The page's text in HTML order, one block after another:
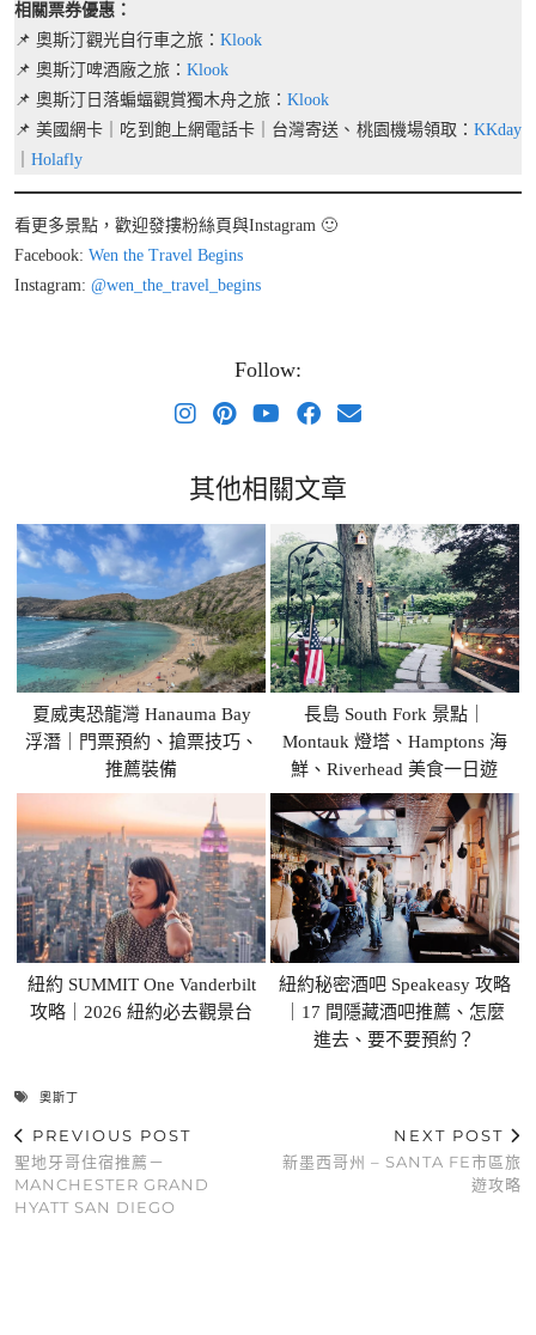
相關票券優惠：
📌 奧斯汀觀光自行車之旅： Klook
📌 奧斯汀啤酒廠之旅： Klook
📌 奧斯汀日落蝙蝠觀賞獨木舟之旅： Klook
📌 美國網卡｜吃到飽上網電話卡｜台灣寄送、桃園機場領取： KKday
Holafly
看更多景點，歡迎發摟粉絲頁與Instagram 🙂
Facebook: Wen the Travel Begins
Instagram: @wen_the_travel_begins
Follow:
其他相關文章
夏威夷恐龍灣 Hanauma Bay
浮潛｜門票預約、搶票技巧、
推薦裝備
長島 South Fork 景點｜
Montauk 燈塔、Hamptons 海
鮮、Riverhead 美食一日遊
紐約 SUMMIT One Vanderbilt
攻略｜2026 紐約必去觀景台
紐約秘密酒吧 Speakeasy 攻略
｜17 間隱藏酒吧推薦、怎麼
進去、要不要預約？
奧斯丁
PREVIOUS POST
聖地牙哥住宿推薦－
MANCHESTER GRAND
HYATT SAN DIEGO
NEXT POST
新墨西哥州 – SANTA FE市區旅
遊攻略